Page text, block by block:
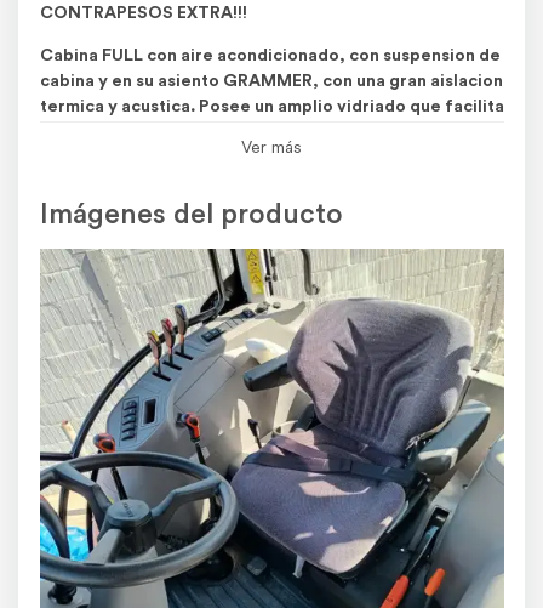
CONTRAPESOS EXTRA!!!
Cabina FULL con aire acondicionado, con suspension de
cabina y en su asiento GRAMMER, con una gran aislacion
termica y acustica. Posee un amplio vidriado que facilita
- 28" /// 600/65R - 38"
Por cualquier consultaescribinos haciendo clic aquí
También podés contactarnos por WhatsApp
Agroads.com no vende y no participa en ninguna negociación, venta o
perfeccionamiento de operaciones de este aviso.
El usuario asume toda la responsabilidad por la publicación.Denunciar
Ver más
Imágenes del producto